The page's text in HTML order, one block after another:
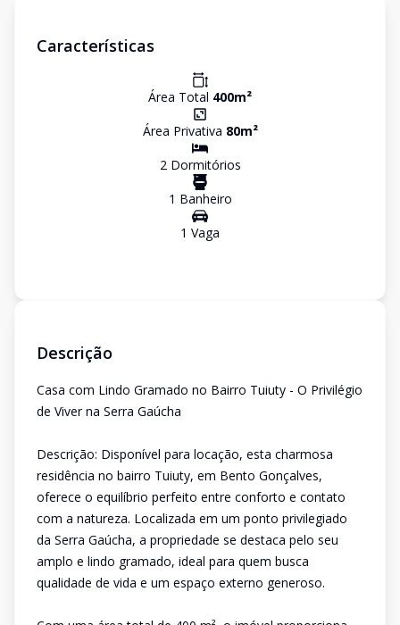
Características
Área Total 400m²
Área Privativa 80m²
2Dormitórios
1 Banheiro
1 Vaga
Descrição
Casa com Lindo Gramado no Bairro Tuiuty - O Privilégio
de Viver na Serra Gaúcha
Descrição: Disponível para locação, esta charmosa
residência no bairro Tuiuty, em Bento Gonçalves,
oferece o equilíbrio perfeito entre conforto e contato
com a natureza. Localizada em um ponto privilegiado
da Serra Gaúcha, a propriedade se destaca pelo seu
amplo e lindo gramado, ideal para quem busca
qualidade de vida e um espaço externo generoso.